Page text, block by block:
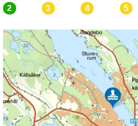
2
3
4
5